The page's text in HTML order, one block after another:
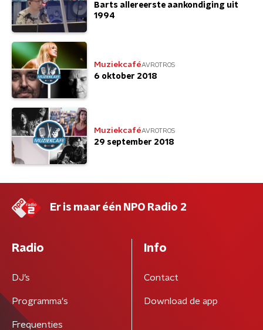
Barts allereerste aankondiging uit
1994
MuziekcaféAVROTROS
6 oktober 2018
MuziekcaféAVROTROS
29 september 2018
Er is maar één NPO Radio 2
Radio
DJ’s
Programma's
Frequenties
Info
Contact
Download de app